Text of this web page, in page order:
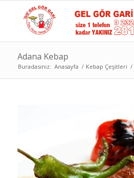
Adana Kebap
Buradasınız: Anasayfa / Kebap Çeşitleri /